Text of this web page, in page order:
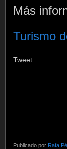
Más
Turismo
Tweet
Publicado por Rafa